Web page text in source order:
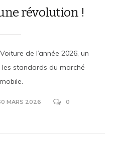
révolution !
de l’année 2026, un
standards du marché
MARS 2026 0